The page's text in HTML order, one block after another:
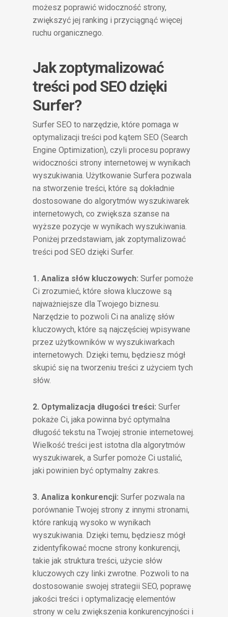
możesz poprawić widoczność strony,
zwiększyć jej ranking i przyciągnąć więcej
ruchu organicznego.
Jak zoptymalizować
treści pod SEO dzięki
Surfer?
Surfer SEO to narzędzie, które pomaga w
optymalizacji treści pod kątem SEO (Search
Engine Optimization), czyli procesu poprawy
widoczności strony internetowej w wynikach
wyszukiwania. Użytkowanie Surfera pozwala
na stworzenie treści, które są dokładnie
dostosowane do algorytmów wyszukiwarek
internetowych, co zwiększa szanse na
wyższe pozycje w wynikach wyszukiwania.
Poniżej przedstawiam, jak zoptymalizować
treści pod SEO dzięki Surfer.
1. Analiza słów kluczowych: Surfer pomoże
Ci zrozumieć, które słowa kluczowe są
najważniejsze dla Twojego biznesu.
Narzędzie to pozwoli Ci na analizę słów
kluczowych, które są najczęściej wpisywane
przez użytkowników w wyszukiwarkach
internetowych. Dzięki temu, będziesz mógł
skupić się na tworzeniu treści z użyciem tych
słów.
2. Optymalizacja długości treści: Surfer
pokaże Ci, jaka powinna być optymalna
długość tekstu na Twojej stronie internetowej.
Wielkość treści jest istotna dla algorytmów
wyszukiwarek, a Surfer pomoże Ci ustalić,
jaki powinien być optymalny zakres.
3. Analiza konkurencji: Surfer pozwala na
porównanie Twojej strony z innymi stronami,
które rankują wysoko w wynikach
wyszukiwania. Dzięki temu, będziesz mógł
zidentyfikować mocne strony konkurencji,
takie jak struktura treści, użycie słów
kluczowych czy linki zwrotne. Pozwoli to na
dostosowanie swojej strategii SEO, poprawę
jakości treści i optymalizację elementów
strony w celu zwiększenia konkurencyjności i